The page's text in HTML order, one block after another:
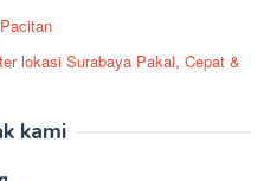
lokasi Surabaya Pakal, Cepat &
kami